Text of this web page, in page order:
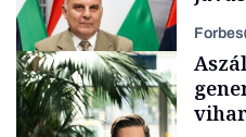
Forbes